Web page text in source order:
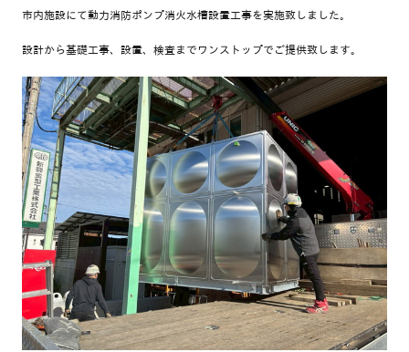
市内施設にて動力消防ポンプ消火水槽設置工事を実施致しました。
設計から基礎工事、設置、検査までワンストップでご提供致します。